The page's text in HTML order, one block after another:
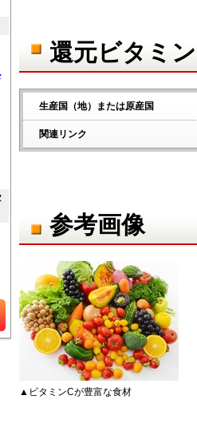
還元ビタミ
生産国（地）または原産国
関連リンク
参考画像
▲ビタミンCが豊富な食材